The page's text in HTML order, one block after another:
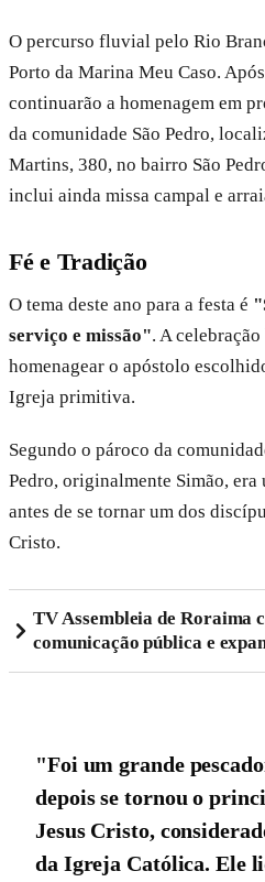
O percurso fluvial pelo Rio
Porto da Marina Meu Caso.
continuarão a homenagem em
da comunidade São Pedro,
Martins, 380, no bairro São
inclui ainda missa campal e
Fé e Tradição
O tema deste ano para a festa é
serviço e missão". A
homenagear o apóstolo
Igreja primitiva.
Segundo o pároco da
Pedro, originalmente Simão, era
antes de se tornar um dos
Cristo.
TV Assembleia de Roraima
comunicação pública e
"Foi um grande
depois se tornou o
Jesus Cristo,
da Igreja Católica. Ele